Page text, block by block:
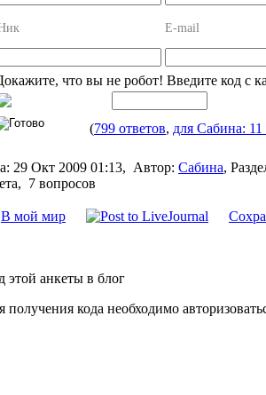
E-mail
что вы не робот! Введите код с
(799 ответов, для Сабина: 11
29 Окт 2009 01:13, Автор: Сабина,
7 вопросов
В мой мир
этой анкеты в блог
получения кода необходимо